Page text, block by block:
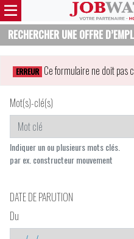
RECHERCHER UNE OFFRE
ERREUR Ce formulaire ne doit pas
Mot(s)-clé(s)
Indiquer un ou plusieurs mots clés.
par ex. constructeur mouvement
DATE DE PARUTION
Du